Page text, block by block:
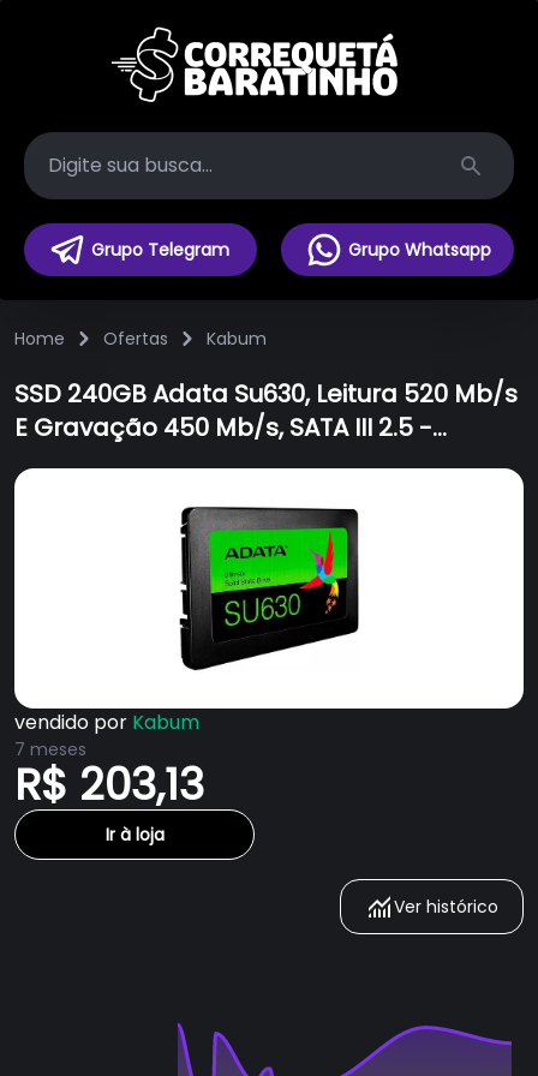
Search
Grupo Telegram Grupo Whatsapp
Home Ofertas Kabum
SSD 240GB Adata Su630, Leitura 520 Mb/s
E Gravação 450 Mb/s, SATA III 2.5 -
ASU630SS-240GQ
vendido por Kabum
7 meses
R$ 203,13
Ir à loja
Ver histórico